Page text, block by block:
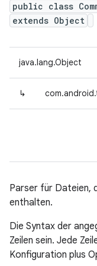
public class
extends Object
java.lang.Object
↳
Parser für Dateien,
enthalten.
Die Syntax der
Zeilen sein. Jede
Konfiguration plus